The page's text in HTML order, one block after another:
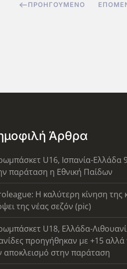
ΠΡΟΗΓΟΎΜΕΝΟ
Άρθρα
U16, Ισπανία-Ελλάδα
παράταση η Εθνική Παίδων
Η καλύτερη κίνηση της
της νέας σεζόν (pic)
U18, Ελλάδα-
προηγήθηκαν με +15 αλλά
αποκλεισμό στην παράταση